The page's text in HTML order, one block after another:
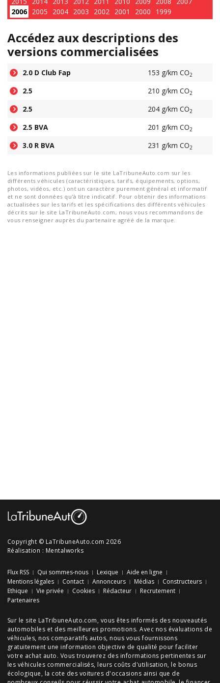
2006 2005 2004 2003 2002 2001 2000 1999
Accédez aux descriptions des
versions commercialisées
2.0 D Club Fap 153 g/km CO2
2.5 210 g/km CO2
2.5 204 g/km CO2
2.5 BVA 201 g/km CO2
3.0 R BVA 231 g/km CO2
Les informations publiées sur le site LaTribuneAuto.com sur les
différents véhicules (caractéristiques, tarifs, équipements, options,
photos, vidéos, etc.) ont un caractère purement général et informatif
et ne sont données qu'à titre indicatif. Pour obtenir des informations
actualisées sur les tarifs et les spécifications des différents véhicules
décrits sur le site LaTribuneAuto.com, nous vous recommandons de
vous renseigner auprès du partenaire agréé de la marque.
Copyright © LaTribuneAuto.com 2026
Réalisation : Mentalworks
Flux RSS Qui sommes-nous Lexique
Aide en ligne
Mentions légales
Contact Annonceurs Médias
Constructeurs
Ethique
Vie privée Cookies Rédacteur
Recrutement
Partenaires
Sur le site LaTribuneAuto.com, vous êtes informés des nouveautés
automobiles et des meilleures promotions. Avec nos évaluations de
véhicules, nos comparatifs autos, nous vous fournissons
gratuitement une information objective de qualité pour faciliter
votre achat auto. Vous trouverez des informations pertinentes sur
les véhicules commercialisés, leurs coûts d'utilisation, le bonus
écologique, la cote des voitures d'occasions ainsi que de